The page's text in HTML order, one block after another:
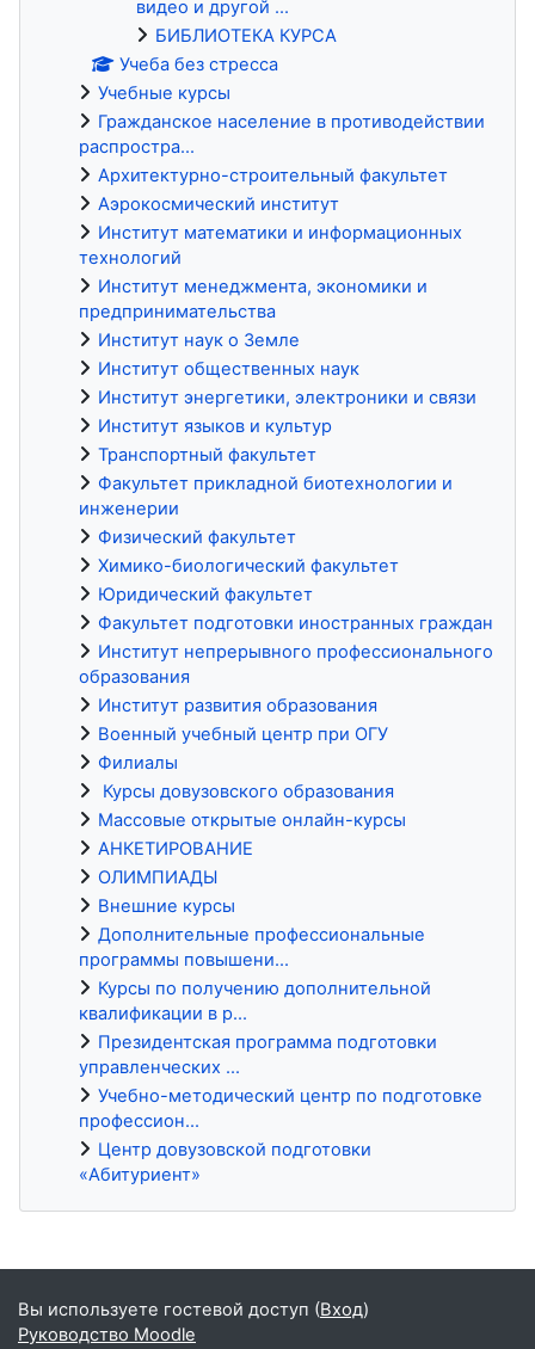
видео и другой ...
БИБЛИОТЕКА КУРСА
Учеба без стресса
Учебные курсы
Гражданское население в противодействии
распростра...
Архитектурно-строительный факультет
Аэрокосмический институт
Институт математики и информационных
технологий
Институт менеджмента, экономики и
предпринимательства
Институт наук о Земле
Институт общественных наук
Институт энергетики, электроники и связи
Институт языков и культур
Транспортный факультет
Факультет прикладной биотехнологии и
инженерии
Физический факультет
Химико-биологический факультет
Юридический факультет
Факультет подготовки иностранных граждан
Институт непрерывного профессионального
образования
Институт развития образования
Военный учебный центр при ОГУ
Филиалы
Курсы довузовского образования
Массовые открытые онлайн-курсы
АНКЕТИРОВАНИЕ
ОЛИМПИАДЫ
Внешние курсы
Дополнительные профессиональные
программы повышени...
Курсы по получению дополнительной
квалификации в р...
Президентская программа подготовки
управленческих ...
Учебно-методический центр по подготовке
профессион...
Центр довузовской подготовки
«Абитуриент»
Блоки
Вы используете гостевой доступ (Вход)
Руководство Moodle